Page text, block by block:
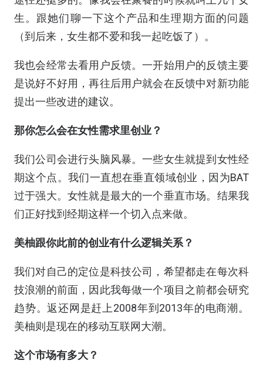
生。跟她们聊一下这个产品和生理期方面的问题
（到后来，女生都不爱和我一起吃饭了）。
我也会经常去看用户反馈。一开始用户的反馈主要
是说好不好用，再往后用户就会在反馈中对新功能
提出一些改进的建议。
那你怎么会在女性需求里创业？
我们公司会进行头脑风暴。一些女生就提到女性经
期这个点。我们一直想在垂直领域创业，因为BAT
过于强大。女性就是最大的一个垂直市场。结果我
们正好找到经期这样一个切入点来做。
美柚跟你此前的创业有什么逻辑关系？
我们对自己的定位是科技公司，希望都走在每次科
技浪潮的前面，因此我每做一个项目之前都会研究
趋势。返还网是赶上2008年到2013年的电商潮。
美柚则是现在的移动互联网大潮。
这个市场有多大？